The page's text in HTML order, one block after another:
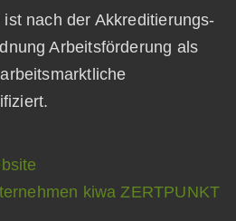
nach der Akkreditierungs-
Arbeitsförderung als
kiwa ZERTPUNKT